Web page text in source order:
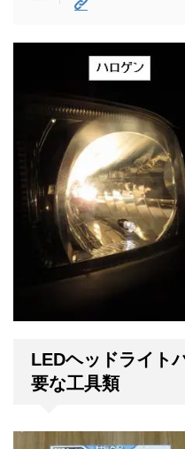
LEDヘッドライト
要な工具類